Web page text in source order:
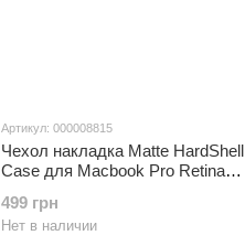
Артикул: 000008815
Чехол накладка Matte HardShell
Case для Macbook Pro Retina
499 грн
Нет в наличии